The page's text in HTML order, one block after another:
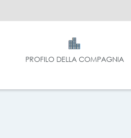
PROFILO DELLA COMPAGNIA